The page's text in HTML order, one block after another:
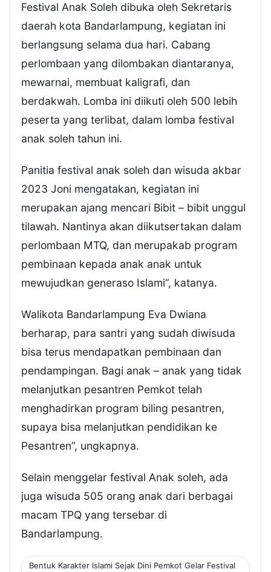
Festival Anak Soleh dibuka oleh Sekretaris
daerah kota Bandarlampung, kegiatan ini
berlangsung selama dua hari. Cabang
perlombaan yang dilombakan diantaranya,
mewarnai, membuat kaligrafi, dan
berdakwah. Lomba ini diikuti oleh 500 lebih
peserta yang terlibat, dalam lomba festival
anak soleh tahun ini.
Panitia festival anak soleh dan wisuda akbar
2023 Joni mengatakan, kegiatan ini
merupakan ajang mencari Bibit – bibit unggul
tilawah. Nantinya akan diikutsertakan dalam
perlombaan MTQ, dan merupakab program
pembinaan kepada anak anak untuk
mewujudkan generaso Islami”, katanya.
Walikota Bandarlampung Eva Dwiana
berharap, para santri yang sudah diwisuda
bisa terus mendapatkan pembinaan dan
pendampingan. Bagi anak – anak yang tidak
melanjutkan pesantren Pemkot telah
menghadirkan program biling pesantren,
supaya bisa melanjutkan pendidikan ke
Pesantren”, ungkapnya.
Selain menggelar festival Anak soleh, ada
juga wisuda 505 orang anak dari berbagai
macam TPQ yang tersebar di
Bandarlampung.
Bentuk Karakter Islami Sejak Dini Pemkot Gelar Festival